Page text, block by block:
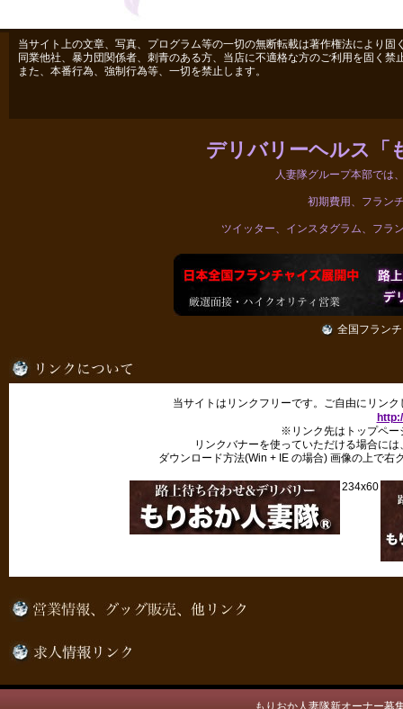
当サイト上の文章、写真、プログラム等の一切の無断転載は著作権法により固
同業他社、暴力団関係者、刺青のある方、当店に不適格な方のご利用を固く禁
また、本番行為、強制行為等、一切を禁止します。
デリバリーヘルス「
人妻隊グループ本部では
初期費用、フラン
ツイッター、インスタグラム、フラ
全国フラン
当サイトはリンクフリーです。ご自由にリン
※リンク先はトップペー
リンクバナーを使っていただける場合に
ダウンロード方法(Win + IE の場合) 画像の上で
234x60
もりおか人妻隊新オーナー